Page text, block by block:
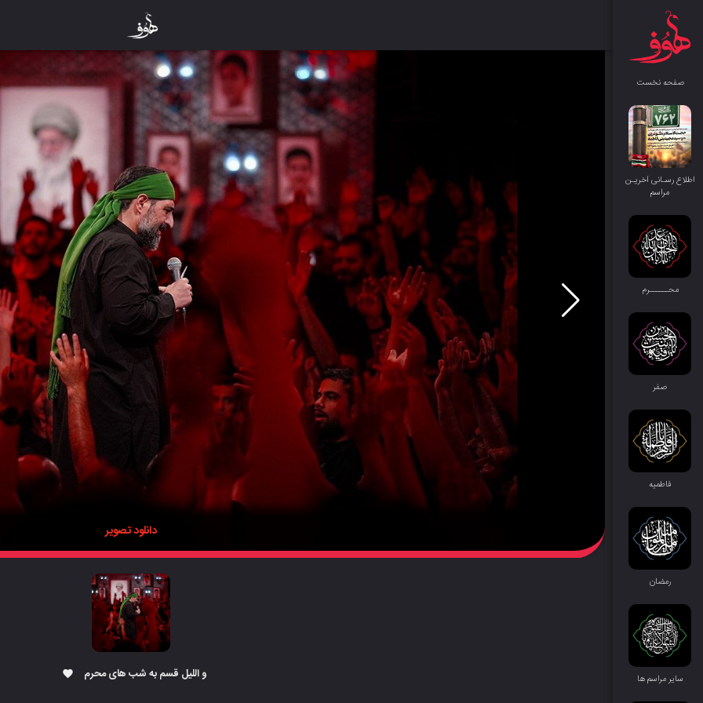
صفحه نخست
اطلاع رسـانی آخریـن
مراسم
محــــــرم
صفر
فاطمیه
رمضان
سایر مراسم‌ ها
دانلود تصویر
و اللیل قسم به شب های محرم favorite